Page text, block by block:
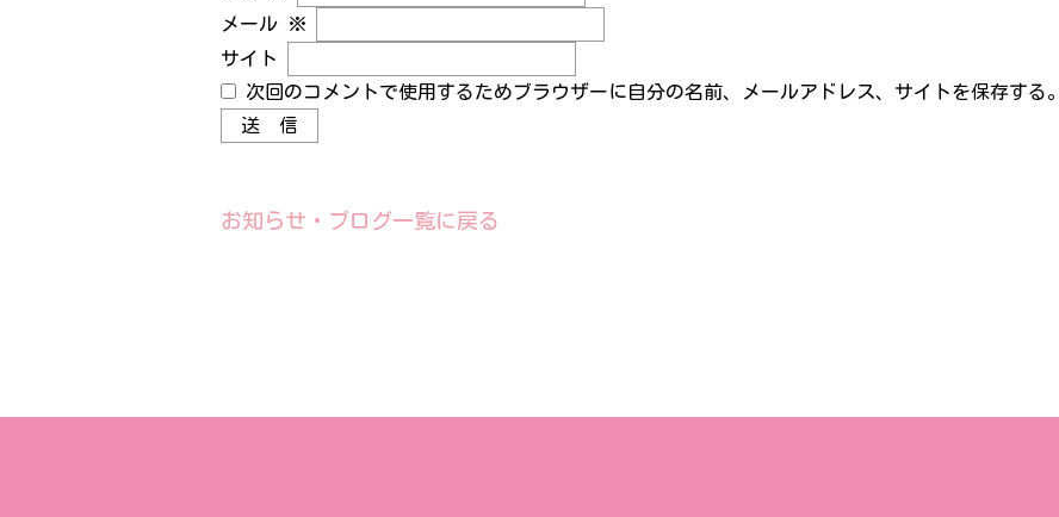
メール ※
サイト
次回のコメントで使用するためブラウザーに自分の名前、メールアドレス、サイトを保存する。
お知らせ・ブログ一覧に戻る